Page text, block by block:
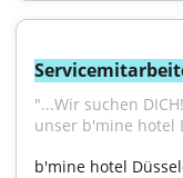
"...Wir suchen
unser b'mine hotel
b'mine hotel